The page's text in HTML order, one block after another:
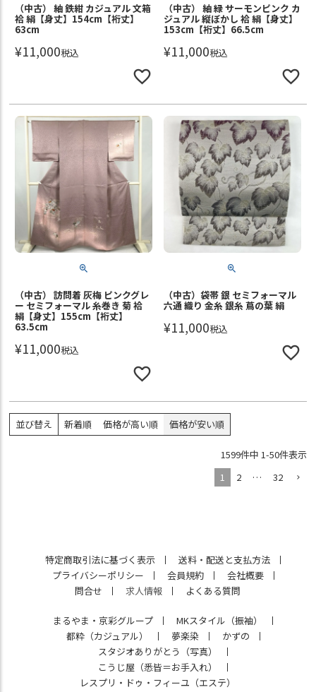
（中古） 紬 鉄紺 カジュアル 文箱
袷 絹【身丈】154cm【裄丈】
63cm
¥11,000税込
（中古） 紬 緑 サーモンピンク カ
ジュアル 縦ぼかし 袷 絹【身丈】
153cm【裄丈】66.5cm
¥11,000税込
（中古） 訪問着 灰梅 ピンクグレ
ー セミフォーマル 糸巻き 菊 袷
絹【身丈】155cm【裄丈】
63.5cm
¥11,000税込
（中古）袋帯 銀 セミフォーマル
六通 織り 金糸 銀糸 蔦の葉 絹
¥11,000税込
並び替え 新着順 価格が高い順 価格が安い順
1599件中 1-50件表示
1
2 … 32
特定商取引法に基づく表示
送料・配送と支払方法
プライバシーポリシー
会員規約
会社概要
問合せ
求人情報 よくある質問
まるやま・京彩グループ
MKスタイル（振袖）
都粋（カジュアル）
夢楽染
かずの
スタジオありがとう（写真）
こうじ屋（悉皆＝お手入れ）
レスプリ・ドゥ・フィーユ（エステ）